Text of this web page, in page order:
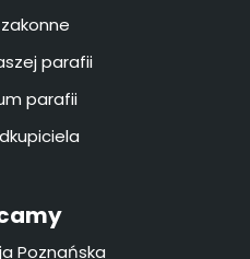
parafii
parafii
Poznańska